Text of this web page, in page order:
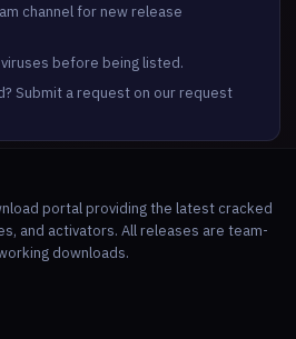
channel for new release
before being listed.
Submit a request on our request
portal providing the latest cracked
and activators. All releases are team-
downloads.